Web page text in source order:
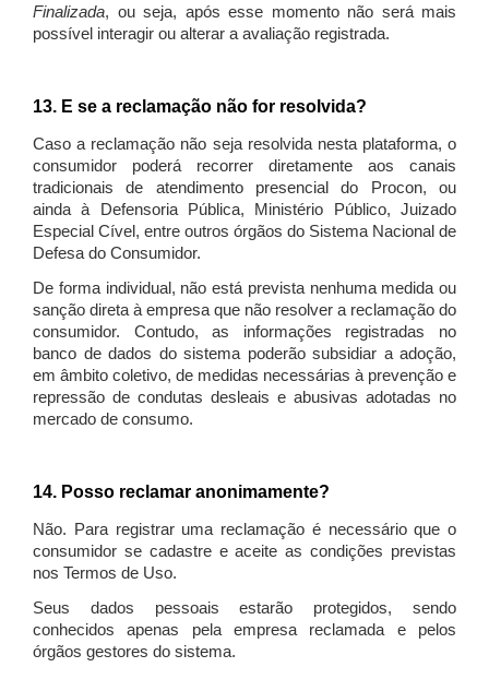
Finalizada, ou seja, após esse momento não será mais
possível interagir ou alterar a avaliação registrada.
13. E se a reclamação não for resolvida?
Caso a reclamação não seja resolvida nesta plataforma, o
consumidor poderá recorrer diretamente aos canais
tradicionais de atendimento presencial do Procon, ou
ainda à Defensoria Pública, Ministério Público, Juizado
Especial Cível, entre outros órgãos do Sistema Nacional de
Defesa do Consumidor.
De forma individual, não está prevista nenhuma medida ou
sanção direta à empresa que não resolver a reclamação do
consumidor. Contudo, as informações registradas no
banco de dados do sistema poderão subsidiar a adoção,
em âmbito coletivo, de medidas necessárias à prevenção e
repressão de condutas desleais e abusivas adotadas no
mercado de consumo.
14. Posso reclamar anonimamente?
Não. Para registrar uma reclamação é necessário que o
consumidor se cadastre e aceite as condições previstas
nos Termos de Uso.
Seus dados pessoais estarão protegidos, sendo
conhecidos apenas pela empresa reclamada e pelos
órgãos gestores do sistema.